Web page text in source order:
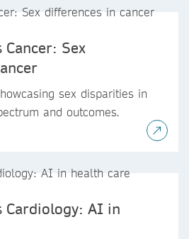
Cancer: Sex
sex disparities in
and outcomes.
Cardiology: AI in